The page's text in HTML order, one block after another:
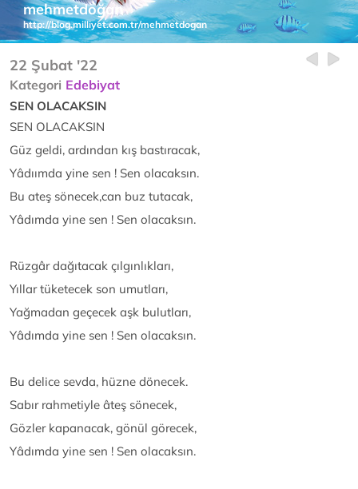
mehmetdoğan
http://blog.milliyet.com.tr/mehmetdogan
22 Şubat '22
Kategori Edebiyat
SEN OLACAKSIN
SEN OLACAKSIN
Güz geldi, ardından kış bastıracak,
Yâdıımda yine sen ! Sen olacaksın.
Bu ateş sönecek,can buz tutacak,
Yâdımda yine sen ! Sen olacaksın.
Rüzgâr dağıtacak çılgınlıkları,
Yıllar tüketecek son umutları,
Yağmadan geçecek aşk bulutları,
Yâdımda yine sen ! Sen olacaksın.
Bu delice sevda, hüzne dönecek.
Sabır rahmetiyle âteş sönecek,
Gözler kapanacak, gönül görecek,
Yâdımda yine sen ! Sen olacaksın.